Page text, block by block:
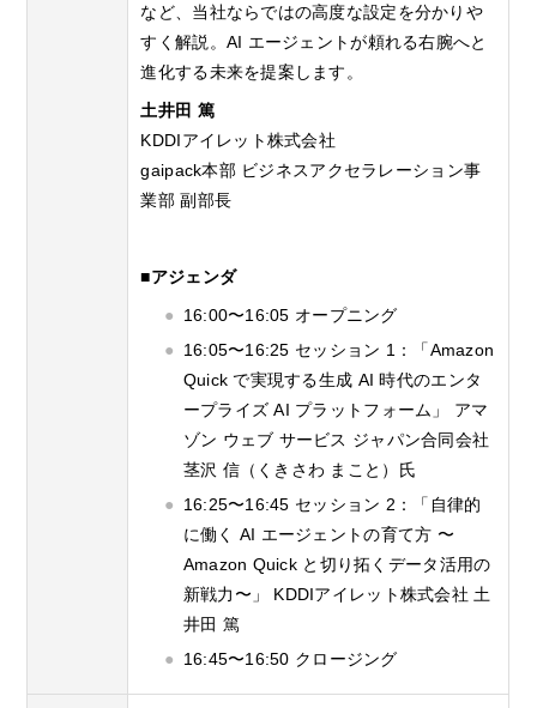
など、当社ならではの高度な設定を分かりや
すく解説。AI エージェントが頼れる右腕へと
進化する未来を提案します。
土井田 篤
KDDIアイレット株式会社
gaipack本部 ビジネスアクセラレーション事
業部 副部長
■アジェンダ
16:00〜16:05 オープニング
16:05〜16:25 セッション 1：「Amazon
Quick で実現する生成 AI 時代のエンタ
ープライズ AI プラットフォーム」 アマ
ゾン ウェブ サービス ジャパン合同会社
茎沢 信（くきさわ まこと）氏
16:25〜16:45 セッション 2：「自律的
に働く AI エージェントの育て方 〜
Amazon Quick と切り拓くデータ活用の
新戦力〜」 KDDIアイレット株式会社 土
井田 篤
16:45〜16:50 クロージング